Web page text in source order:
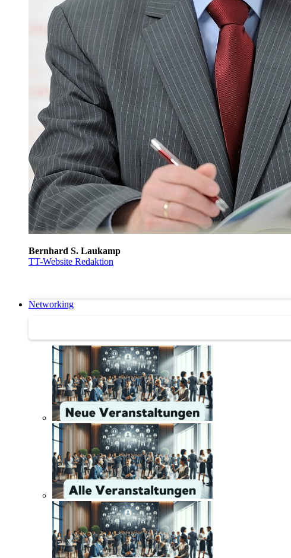
Bernhard S. Laukamp
TT-Website Redaktion
Networking